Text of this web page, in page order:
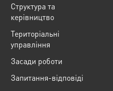
Структура та
керівництво
Територіальні
управління
Засади роботи
Запитання-відповіді